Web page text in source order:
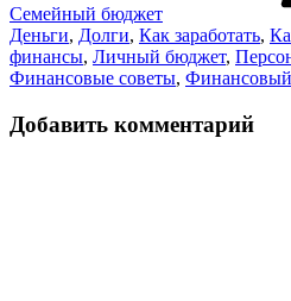
Семейный бюджет
Деньги, Долги, Как заработать,
финансы, Личный бюджет,
Финансовые советы,
Добавить комментарий